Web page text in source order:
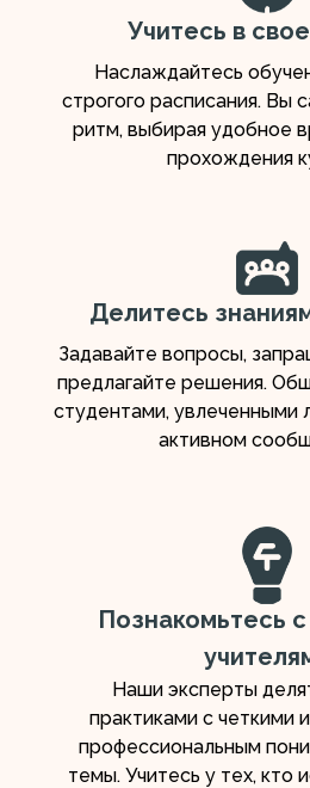
Наслаждайтесь
строгого расписания. Вы
ритм, выбирая удобное
прохождения
Учитесь в
Задавайте вопросы,
предлагайте решения.
студентами, увлеченными
активном
Делитесь
Наши эксперты
практиками с четкими
профессиональным
темы. Учитесь у тех, кто
Познакомьтесь